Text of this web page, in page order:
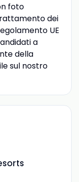
foto
dei
UE
a
della
sul nostro